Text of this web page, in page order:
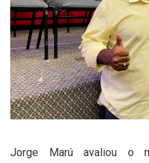
Jorge Marú avaliou o